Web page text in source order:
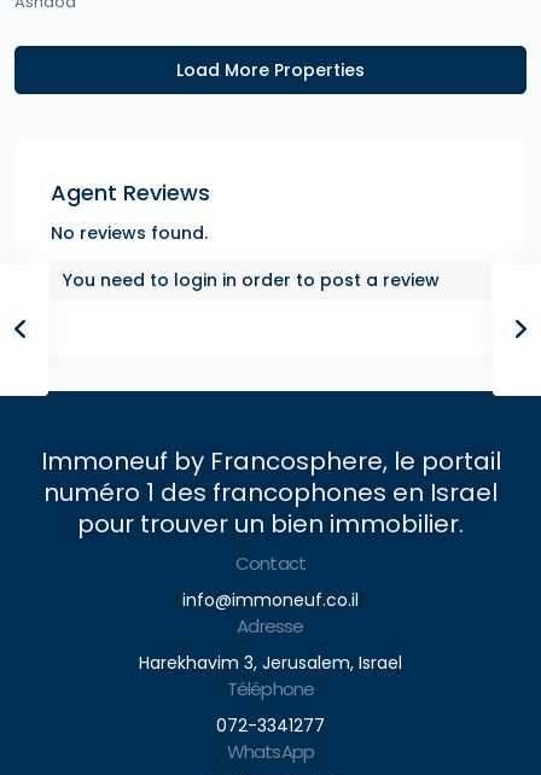
Agent Reviews
No reviews found.
You need to login in order to post a review
Immoneuf by Francosphere, le portail
numéro 1 des francophones en Israel
pour trouver un bien immobilier.
Contact
info@immoneuf.co.il
Adresse
Harekhavim 3, Jerusalem, Israel
Téléphone
072-3341277
WhatsApp